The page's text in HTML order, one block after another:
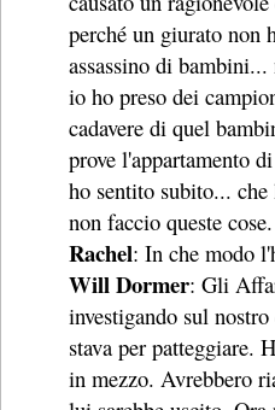
perché un giurato non
assassino di
io ho preso dei
cadavere di quel
prove l'appartamento
ho sentito subito...
non faccio queste cose.
Rachel: In che modo
Will Dormer: Gli
investigando sul
stava per patteggiare.
in mezzo. Avrebbero